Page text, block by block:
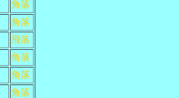
角落
角落
飛落
角落
角落
角落